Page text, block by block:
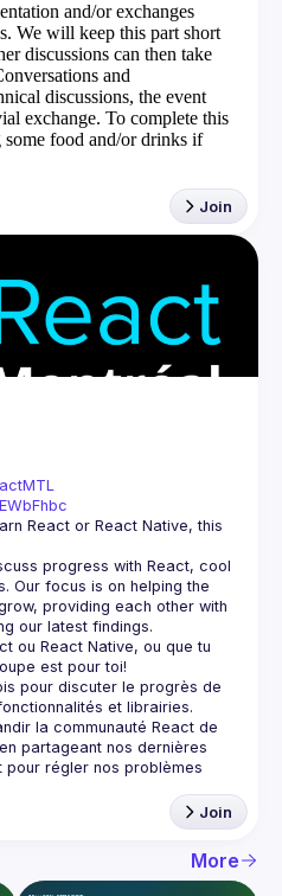
and/or exchanges
We will keep this part short
discussions can then take
and
discussions, the event
exchange. To complete this
food and/or drinks if
Join
React or React Native, this
progress with React, cool
Our focus is on helping the
providing each other with
ou React Native, ou que tu
pour discuter le progrès de
et librairies.
la communauté React de
partageant nos dernières
régler nos problèmes
Join
More